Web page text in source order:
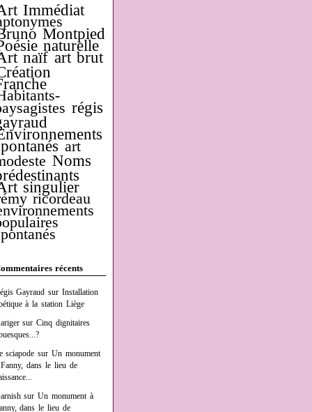
Immédiat
Montpied
naturelle
naïf art brut
régis
art
Noms
singulier
ricordeau
récents
Gayraud surInstallation
à la station Liège
surCinq dignitaires
sciapode surUn monument
dans le lieu de
surUn monument à
dans le lieu de